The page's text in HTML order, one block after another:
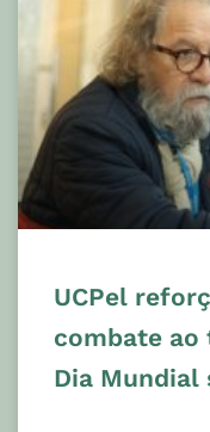
UCPel
combate ao
Dia Mundial